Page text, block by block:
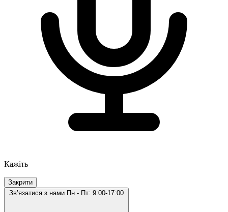
Кажіть
Закрити
Звʼязатися з нами Пн - Пт: 9:00-17:00